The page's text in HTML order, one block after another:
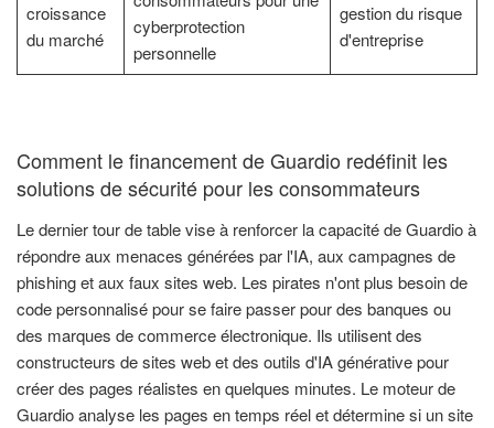
croissance
du marché
cyberprotection
personnelle
gestion du risque
d'entreprise
Comment le financement de Guardio redéfinit les
solutions de sécurité pour les consommateurs
Le dernier tour de table vise à renforcer la capacité de Guardio à
répondre aux menaces générées par l'IA, aux campagnes de
phishing et aux faux sites web. Les pirates n'ont plus besoin de
code personnalisé pour se faire passer pour des banques ou
des marques de commerce électronique. Ils utilisent des
constructeurs de sites web et des outils d'IA générative pour
créer des pages réalistes en quelques minutes. Le moteur de
Guardio analyse les pages en temps réel et détermine si un site